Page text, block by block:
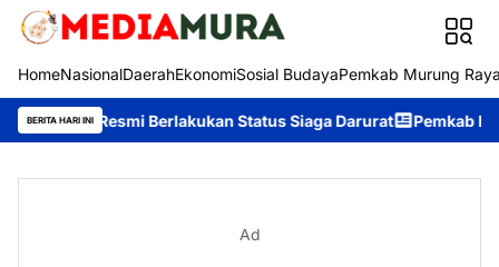
HomeNasionalDaerahEkonomiSosial BudayaPemkab Murung
BERITA HARI INI
Berlakukan Status Siaga Darurat Pemkab Murung Raya
Ad